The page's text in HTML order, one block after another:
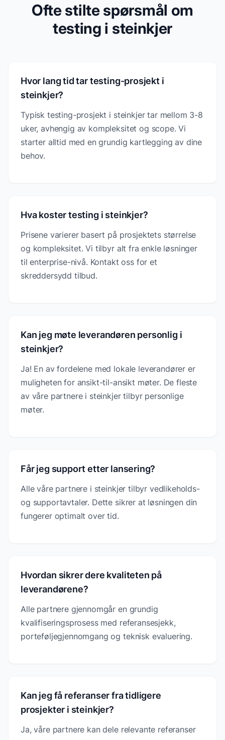
Ofte stilte spørsmål om
testing i steinkjer
Hvor lang tid tar testing-prosjekt i
steinkjer?
Typisk testing-prosjekt i steinkjer tar mellom 3-8
uker, avhengig av kompleksitet og scope. Vi
starter alltid med en grundig kartlegging av dine
behov.
Hva koster testing i steinkjer?
Prisene varierer basert på prosjektets størrelse
og kompleksitet. Vi tilbyr alt fra enkle løsninger
til enterprise-nivå. Kontakt oss for et
skreddersydd tilbud.
Kan jeg møte leverandøren personlig i
steinkjer?
Ja! En av fordelene med lokale leverandører er
muligheten for ansikt-til-ansikt møter. De fleste
av våre partnere i steinkjer tilbyr personlige
møter.
Får jeg support etter lansering?
Alle våre partnere i steinkjer tilbyr vedlikeholds-
og supportavtaler. Dette sikrer at løsningen din
fungerer optimalt over tid.
Hvordan sikrer dere kvaliteten på
leverandørene?
Alle partnere gjennomgår en grundig
kvalifiseringsprosess med referansesjekk,
porteføljegjennomgang og teknisk evaluering.
Kan jeg få referanser fra tidligere
prosjekter i steinkjer?
Ja, våre partnere kan dele relevante referanser